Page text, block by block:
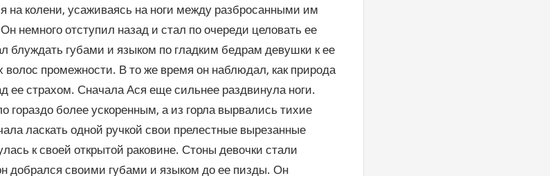
на колени, усаживаясь на ноги между разбросанными им
немного отступил назад и стал по очереди целовать ее
блуждать губами и языком по гладким бедрам девушки к ее
промежности. В то же время он наблюдал, как природа
ее страхом. Сначала Ася еще сильнее раздвинула ноги.
гораздо более ускоренным, а из горла вырвались тихие
ласкать одной ручкой свои прелестные вырезанные
к своей открытой раковине. Стоны девочки стали
добрался своими губами и языком до ее пизды. Он